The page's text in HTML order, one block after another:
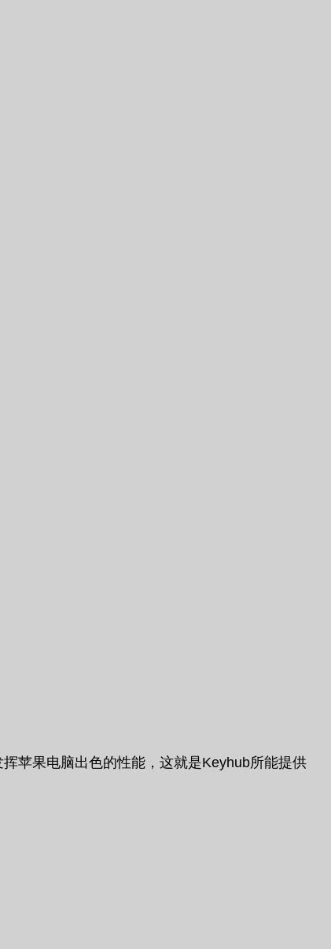
苹果电脑出色的性能，这就是Keyhub所能提供